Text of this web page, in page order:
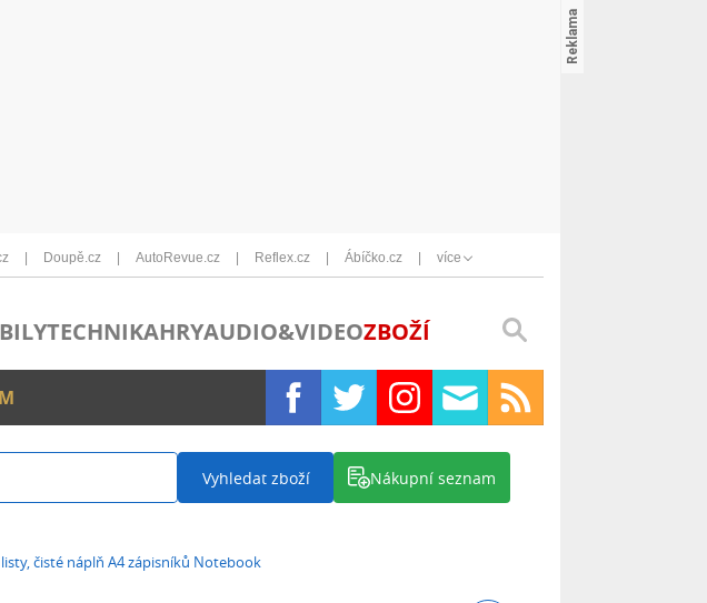
Doupě.cz AutoRevue.cz Reflex.cz Ábíčko.cz více
TECHNIKAHRYAUDIO&VIDEOZBOŽÍ
Vyhledat zboží Nákupní seznam
čisté náplň A4 zápisníků Notebook